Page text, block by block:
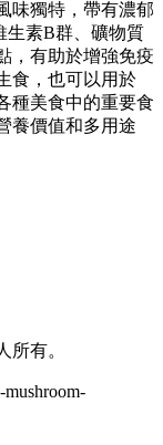
味獨特，帶有濃郁
生素B群、礦物質
，有助於增強免疫
食，也可以用於
種美食中的重要食
養價值和多用途
所有。
mushroom-